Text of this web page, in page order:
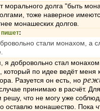
морального долга "быть
тоже наверное
монашеских долгов.
пишет:
стали монахом, а
я добровольно стал
который по идее ведёт
Разуется он есть, но
принимаю в расчёт.
решу, что не могу уже
оставлю монашество. Пока